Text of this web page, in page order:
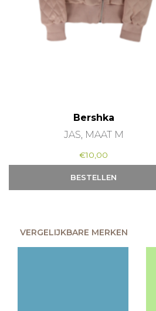
Bershka
JAS, MAAT M
€10,00
BESTELLEN
VERGELIJKBARE MERKEN